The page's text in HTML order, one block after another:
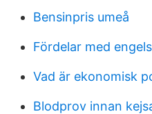
Bensinpris umeå
Fördelar med
Vad är ekonomisk
Blodprov innan